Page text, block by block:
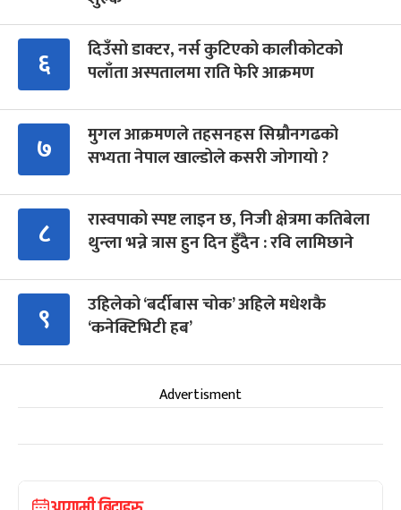
६
दिउँसो डाक्टर, नर्स कुटिएको कालीकोटको
पलाँता अस्पतालमा राति फेरि आक्रमण
७
मुगल आक्रमणले तहसनहस सिम्रौनगढको
सभ्यता नेपाल खाल्डोले कसरी जोगायो ?
८
रास्वपाको स्पष्ट लाइन छ, निजी क्षेत्रमा कतिबेला
थुन्ला भन्ने त्रास हुन दिन हुँदैन : रवि लामिछाने
९
उहिलेको ‘बर्दीबास चोक’ अहिले मधेशकै
‘कनेक्टिभिटी हब’
Advertisment